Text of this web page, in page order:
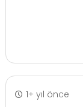
1+ yıl önce